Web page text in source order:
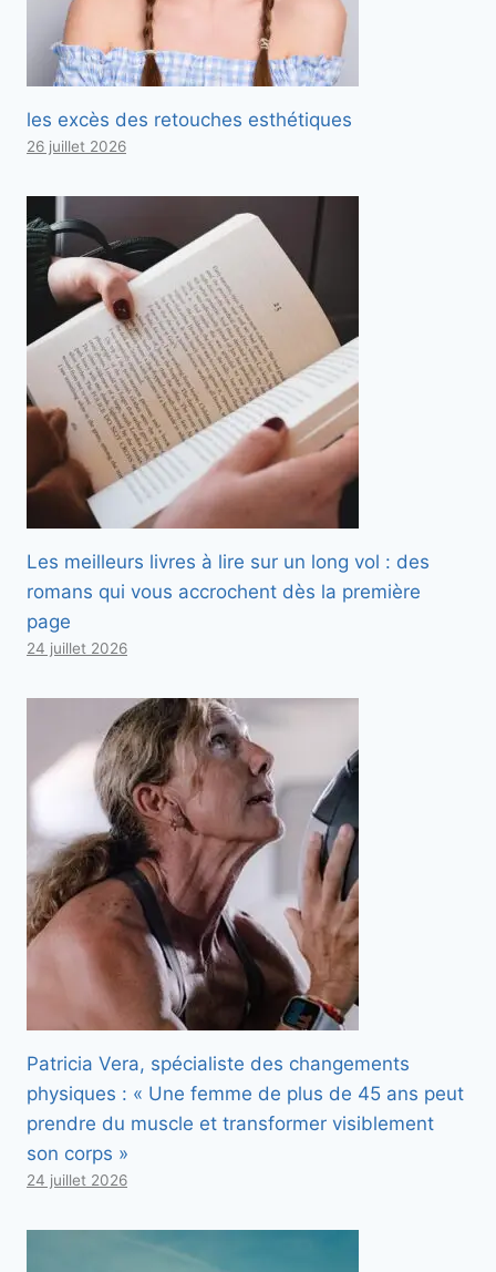
les excès des retouches esthétiques
26 juillet 2026
Les meilleurs livres à lire sur un long vol : des
romans qui vous accrochent dès la première
page
24 juillet 2026
Patricia Vera, spécialiste des changements
physiques : « Une femme de plus de 45 ans peut
prendre du muscle et transformer visiblement
son corps »
24 juillet 2026